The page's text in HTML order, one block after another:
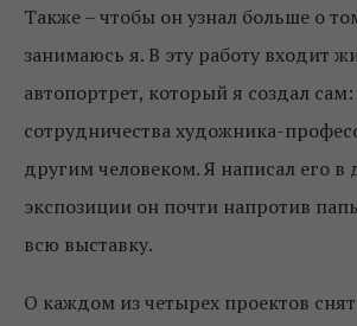
Также – чтобы он узнал больше о
занимаюсь я. В эту работу входит
автопортрет, который я создал
сотрудничества художника-
другим человеком. Я написал его в
экспозиции он почти напротив
всю выставку.
О каждом из четырех проектов